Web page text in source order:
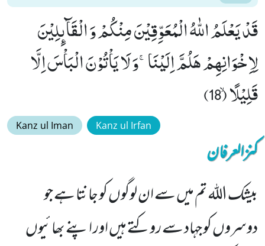
قَدْ یَعْلَمُ اللّٰهُ الْمُعَوِّقِیْنَ مِنْكُمْ وَ الْقَآىٕلِیْنَ
لِاِخْوَانِهِمْ هَلُمَّ اِلَیْنَاۚ-وَ لَا یَاْتُوْنَ الْبَاْسَ اِلَّا
قَلِیْلًاۙ (18)
Kanz ul Iman Kanz ul Irfan
کنزالعرفان
بیشک الله تم میں سے ان لوگوں کو جانتا ہے جو
دوسروں کو جہاد سے روکتے ہیں اور اپنے بھائیوں